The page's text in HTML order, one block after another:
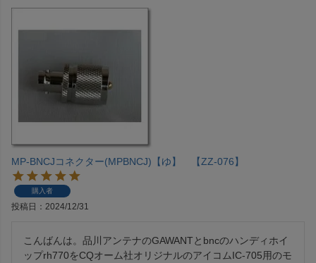
MP-BNCJコネクター(MPBNCJ)【ゆ】 【ZZ-076】
購入者
投稿日 2024/12/31
こんばんは。品川アンテナのGAWANTとbncのハンディホイ
ップrh770をCQオーム社オリジナルのアイコムIC-705用のモ